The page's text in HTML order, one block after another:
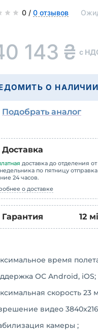
0 / 0 отзывов
143 ₴ с
О НАЛИЧИИ
Подобрать аналог
Доставка
доставка до отделения
по пятницу отправка
24 часов.
о доставке
Гарантия 12
время
ОС Android, iOS;
скорость 23
видео
камеры ;